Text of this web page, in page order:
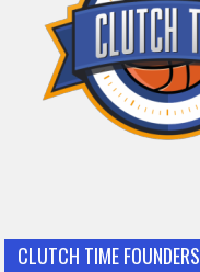
CLUTCH TIME FOUNDERS